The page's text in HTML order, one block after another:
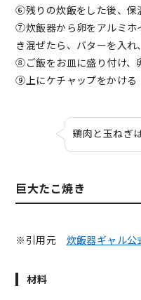
⑥残りの炊飯をした後、保
⑦炊飯器から卵をアルミホ
き混ぜたら、バターを入
⑧ご飯をお皿に盛り付け、
⑨上にケチャップをかける
鶏肉と玉ねぎ
巨大たこ焼き
※引用元 炊飯器ギャル
材料